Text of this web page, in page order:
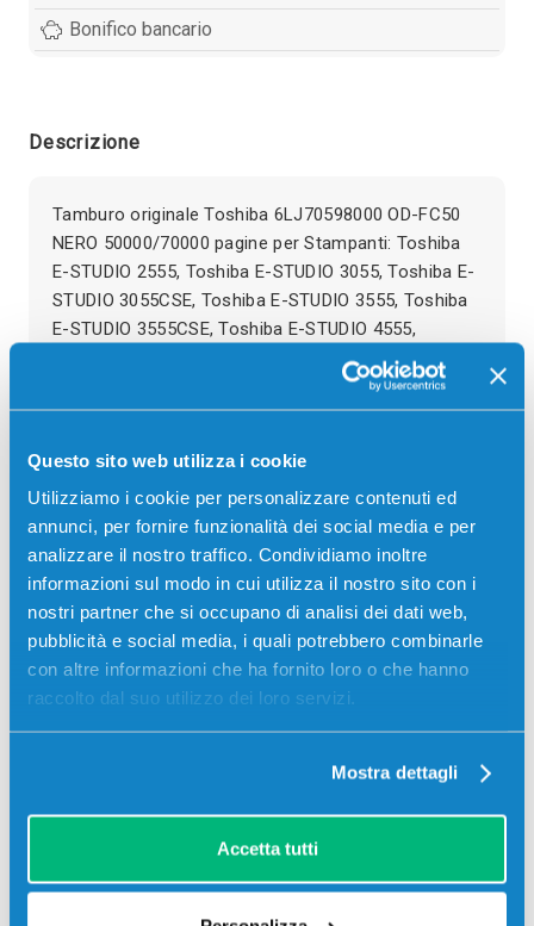
Questo sito web utilizza i cookie
Utilizziamo i cookie per personalizzare contenuti ed
annunci, per fornire funzionalità dei social media e per
analizzare il nostro traffico. Condividiamo inoltre
informazioni sul modo in cui utilizza il nostro sito con i
nostri partner che si occupano di analisi dei dati web,
pubblicità e social media, i quali potrebbero combinarle
con altre informazioni che ha fornito loro o che hanno
raccolto dal suo utilizzo dei loro servizi.
Mostra dettagli
Accetta tutti
Bonifico bancario
Descrizione
Tamburo originale Toshiba 6LJ70598000 OD-FC50
NERO 50000/70000 pagine per Stampanti: Toshiba
E-STUDIO 2555, Toshiba E-STUDIO 3055, Toshiba E-
STUDIO 3055CSE, Toshiba E-STUDIO 3555, Toshiba
E-STUDIO 3555CSE, Toshiba E-STUDIO 4555,
Toshiba E-STUDIO 5055, Toshiba E-STUDIO
Recensioni
Stampanti compatibili